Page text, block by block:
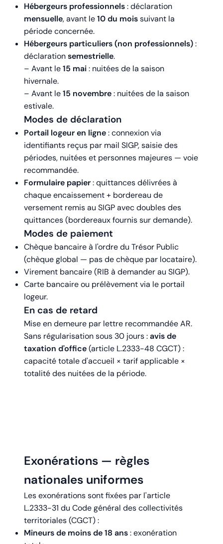
Hébergeurs professionnels: déclaration
mensuelle, avant le10 du moissuivant la
période concernée.
Hébergeurs particuliers (non professionnels):
déclarationsemestrielle.
– Avant le15 mai: nuitées de la saison
hivernale.
– Avant le15 novembre: nuitées de la saison
estivale.
Modes de déclaration
Portail logeur en ligne: connexion via
identifiants reçus par mail SIGP, saisie des
périodes, nuitées et personnes majeures — voie
recommandée.
Formulaire papier: quittances délivrées à
chaque encaissement + bordereau de
versement remis au SIGP avec doubles des
quittances (bordereaux fournis sur demande).
Modes de paiement
Chèque bancaire à l'ordre du Trésor Public
(chèque global — pas de chèque par locataire).
Virement bancaire (RIB à demander au SIGP).
Carte bancaire ou prélèvement via le portail
logeur.
En cas de retard
Mise en demeure par lettre recommandée AR.
Sans régularisation sous 30 jours :avis de
taxation d'office(article L.2333-48 CGCT) :
capacité totale d'accueil × tarif applicable ×
totalité des nuitées de la période.
Exonérations — règles
nationales uniformes
Les exonérations sont fixées par l'article
L.2333-31 du Code général des collectivités
territoriales (CGCT) :
Mineurs de moins de 18 ans: exonération